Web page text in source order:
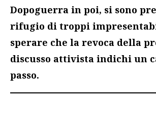
Dopoguerra in poi, si sono
rifugio di troppi
sperare che la revoca della
discusso attivista indichi un
passo.